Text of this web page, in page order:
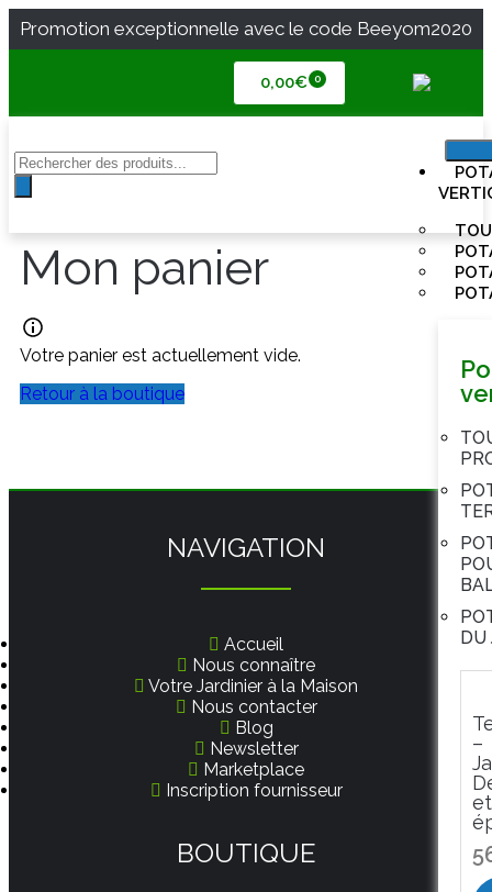
Promotion exceptionnelle avec le code Beeyom2020
0,00€
DU
–
et
Mon panier
Votre panier est actuellement vide.
Retour à la boutique
NAVIGATION
Accueil
Nous connaître
Votre Jardinier à la Maison
Nous contacter
Blog
Newsletter
Marketplace
Inscription fournisseur
BOUTIQUE